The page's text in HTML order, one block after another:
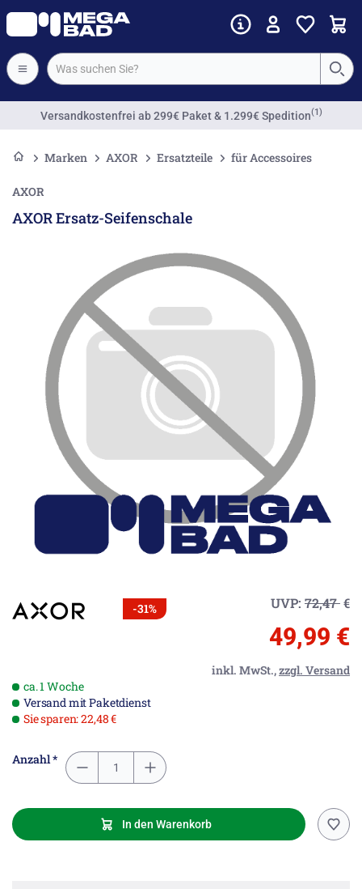
Versandkostenfrei ab 299€ Paket & 1.299€ Spedition(1)
Marken AXOR Ersatzteile für Accessoires
AXOR
AXOR Ersatz-Seifenschale
-31% UVP: 72,47€
49,99 €
inkl. MwSt.,zzgl. Versand
ca. 1 Woche
Versand mit Paketdienst
Sie sparen: 22,48 €
Anzahl *
In den Warenkorb